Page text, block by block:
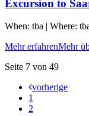
Excursion to
When: tba | Where:
Mehr erfahrenMehr
Seite 7 von 49
vorherige
1
2